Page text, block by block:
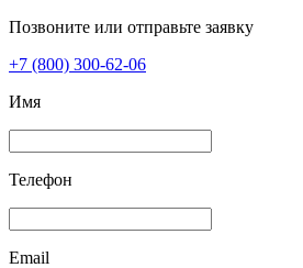
Позвоните или отправьте заявку
+7 (800) 300-62-06
Имя
Телефон
Email